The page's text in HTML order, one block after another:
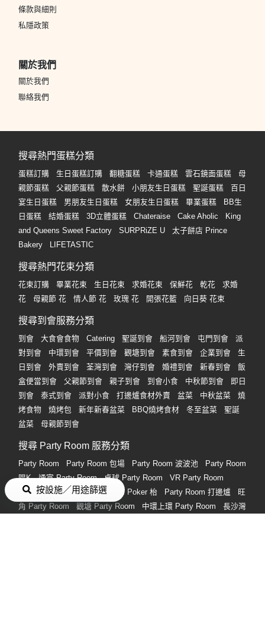
按設施／用途篩選
條款與細則
私隱政策
關於我們
關於我們
聯絡我們
搜尋熱門蛋糕分類
蛋糕訂購 生日蛋糕訂購 翻糖蛋糕 卡通蛋糕 雲石鏡面蛋糕
母
親節蛋糕
父親節蛋糕 散水餅 小朋友生日蛋糕 聖誕蛋糕
百日
宴生日蛋糕
男朋友生日蛋糕 女朋友生日蛋糕 畢業蛋糕
BB生
日蛋糕
結婚蛋糕 3D立體蛋糕 Chateraise Cake Aholic
King
and Queens Sweet Factory
SURPRiZE U
太子餅店 Prince
Bakery
LIFETASTIC
搜尋熱門花束分類
花束訂購 畢業花束 生日花束 求婚花束 保鮮花 乾花
求婚
花
母親節 花 情人節 花 玫瑰 花 開張花籃 向日葵 花束
搜尋到會服務分類
到會 大食會食物 Catering 聖誕到會 船河到會 屯門到會
派
對到會
中環到會 平價到會 觀塘到會 素食到會 企業到會
生
日到會
外賣到會 荃灣到會 灣仔到會 婚禮到會 新春到會
飯
盒便當到會
父親節到會 親子到會 到會小食 中秋節到會
即日
到會
泰式到會 派對小食 打邊爐食材外賣 盆菜 中秋盆菜
燒
烤食物
燒烤包 新年新春盆菜 BBQ燒烤食材 冬至盆菜
聖誕
盆菜
母親節到會
搜尋 Party Room 服務分類
Party Room Party Room 包場 Party Room 波波池
Party Room
唱K
通宵 Party Room 桌球 Party Room
VR Party Room
Party Room 廚房
Party Room Poker 枱 Party Room 打邊爐
旺
角 Party Room
觀塘 Party Room 中環上環 Party Room
長沙灣